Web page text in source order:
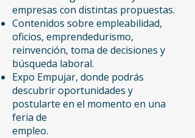
empresas con distintas propuestas.
Contenidos sobre empleabilidad,
oficios, emprendedurismo,
reinvención, toma de decisiones y
búsqueda laboral.
Expo Empujar, donde podrás
descubrir oportunidades y
postularte en el momento en una
feria de
empleo.